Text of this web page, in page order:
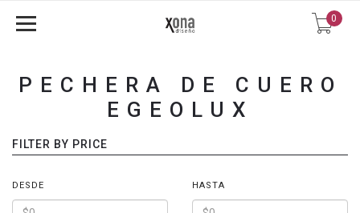
0
PECHERA DE CUERO
EGEOLUX
FILTER BY PRICE
DESDE HASTA